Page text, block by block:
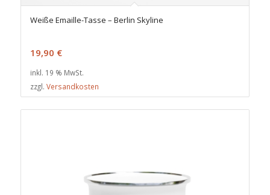
Weiße Emaille-Tasse – Berlin Skyline
19,90 €
inkl. 19 % MwSt.
zzgl. Versandkosten